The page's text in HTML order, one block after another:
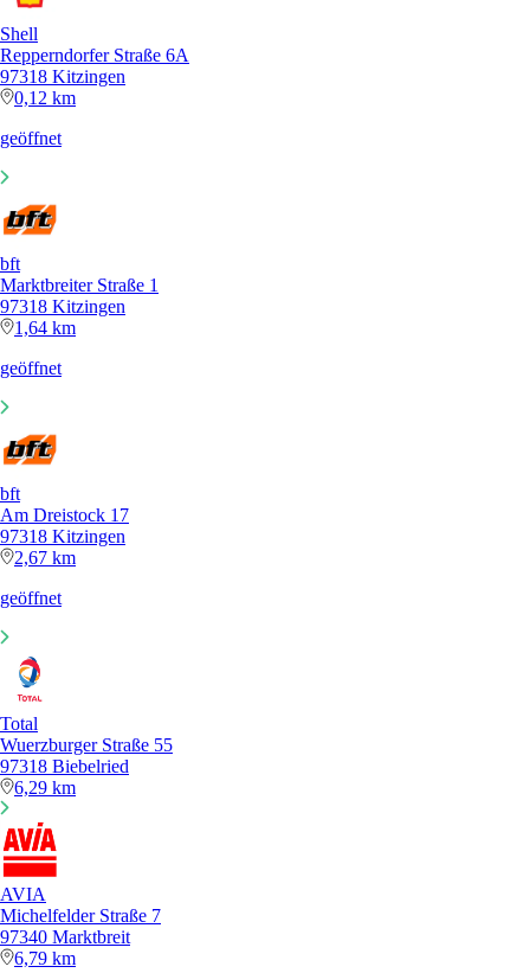
Shell
Repperndorfer Straße 6A
97318 Kitzingen
0,12 km
geöffnet
bft
Marktbreiter Straße 1
97318 Kitzingen
1,64 km
geöffnet
bft
Am Dreistock 17
97318 Kitzingen
2,67 km
geöffnet
Total
Wuerzburger Straße 55
97318 Biebelried
6,29 km
AVIA
Michelfelder Straße 7
97340 Marktbreit
6,79 km